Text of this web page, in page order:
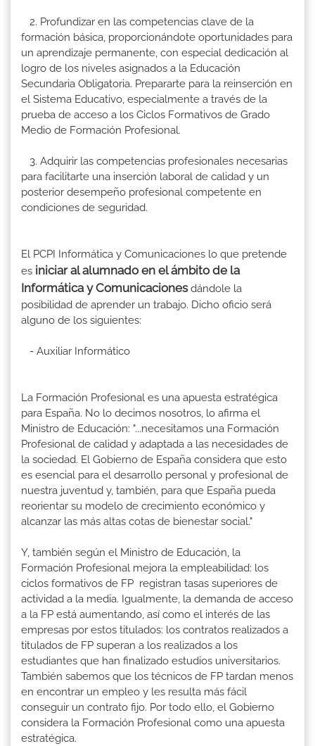
2. Profundizar en las competencias clave de la
formación básica, proporcionándote oportunidades para
un aprendizaje permanente, con especial dedicación al
logro de los niveles asignados a la Educación
Secundaria Obligatoria. Prepararte para la reinserción en
el Sistema Educativo, especialmente a través de la
prueba de acceso a los Ciclos Formativos de Grado
Medio de Formación Profesional.
3. Adquirir las competencias profesionales necesarias
para facilitarte una inserción laboral de calidad y un
posterior desempeño profesional competente en
condiciones de seguridad.
El PCPI Informática y Comunicaciones lo que pretende
es iniciar al alumnado en el ámbito de la
Informática y Comunicacionesdándole la
posibilidad de aprender un trabajo. Dicho oficio será
alguno de los siguientes:
- Auxiliar Informático
La Formación Profesional es una apuesta estratégica
para España. No lo decimos nosotros, lo afirma el
Ministro de Educación: "...necesitamos una Formación
Profesional de calidad y adaptada a las necesidades de
la sociedad. El Gobierno de España considera que esto
es esencial para el desarrollo personal y profesional de
nuestra juventud y, también, para que España pueda
reorientar su modelo de crecimiento económico y
alcanzar las más altas cotas de bienestar social."
Y, también según el Ministro de Educación, la
Formación Profesional mejora la empleabilidad: los
ciclos formativos de FP registran tasas superiores de
actividad a la media. Igualmente, la demanda de acceso
a la FP está aumentando, así como el interés de las
empresas por estos titulados: los contratos realizados a
titulados de FP superan a los realizados a los
estudiantes que han finalizado estudios universitarios.
También sabemos que los técnicos de FP tardan menos
en encontrar un empleo y les resulta más fácil
conseguir un contrato fijo. Por todo ello, el Gobierno
considera la Formación Profesional como una apuesta
estratégica.